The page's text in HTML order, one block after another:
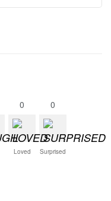
0
Loved
0
Surprised